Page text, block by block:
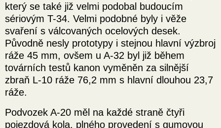
který se také již velmi podobal budoucím
sériovým T-34. Velmi podobné byly i věže
svaření s válcovaných ocelových desek.
Původně nesly prototypy i stejnou hlavní výzbroj
ráže 45 mm, ovšem u A-32 byl již během
továrních testů kanon vyměněn za silnější
zbraň L-10 ráže 76,2 mm s hlavní dlouhou 23,7
ráže.
Podvozek A-20 měl na každé straně čtyři
pojezdová kola, plného provedení s gumovou